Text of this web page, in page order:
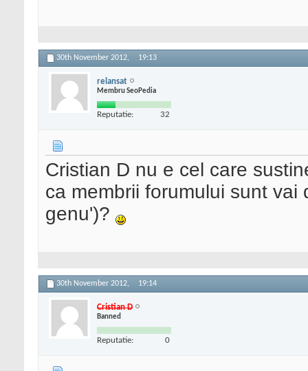
30th November 2012, 19:13
relansat
Membru SeoPedia
Reputatie: 32
Cristian D nu e cel care
ca membrii forumului sunt
genu')?
30th November 2012, 19:14
Cristian D
Banned
Reputatie: 0